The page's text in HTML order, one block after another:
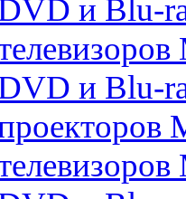
и Blu-
и Blu-